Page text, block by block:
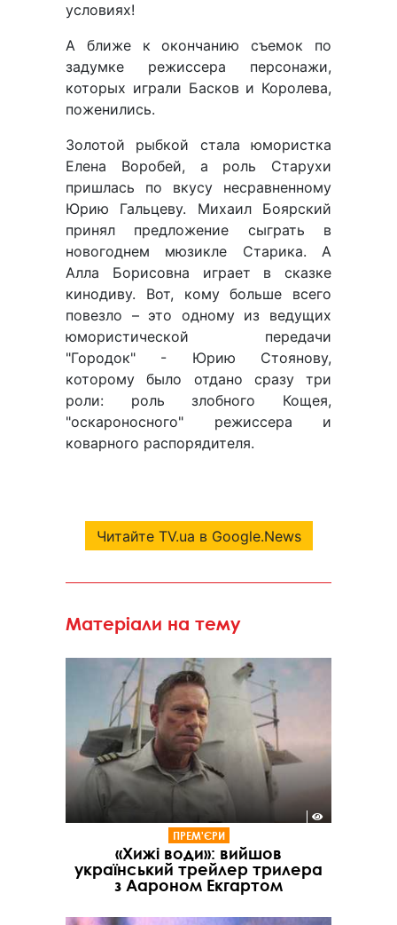
условиях!
А ближе к окончанию съемок по
задумке режиссера персонажи,
которых играли Басков и Королева,
поженились.
Золотой рыбкой стала юмористка
Елена Воробей, а роль Старухи
пришлась по вкусу несравненному
Юрию Гальцеву. Михаил Боярский
принял предложение сыграть в
новогоднем мюзикле Старика. А
Алла Борисовна играет в сказке
кинодиву. Вот, кому больше всего
повезло – это одному из ведущих
юмористической передачи
"Городок" - Юрию Стоянову,
которому было отдано сразу три
роли: роль злобного Кощея,
"оскароносного" режиссера и
коварного распорядителя.
Читайте TV.ua в Google.News
Матеріали на тему
ПРЕМ'ЄРИ
«Хижі води»: вийшов
український трейлер трилера
з Аароном Екгартом